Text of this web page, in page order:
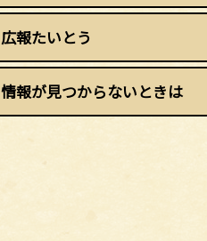
広報たいとう
情報が見つからないときは